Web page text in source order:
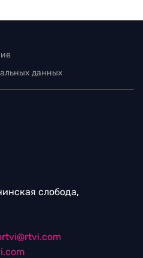
данных
слобода,